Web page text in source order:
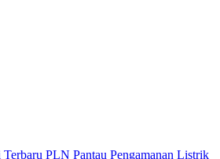
PLN Pantau Pengamanan Listrik